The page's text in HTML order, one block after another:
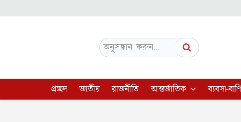
অনুসন্ধান করুন...
প্রচ্ছদ জাতীয় রাজনীতি আন্তর্জাতিক ব্যবসা-